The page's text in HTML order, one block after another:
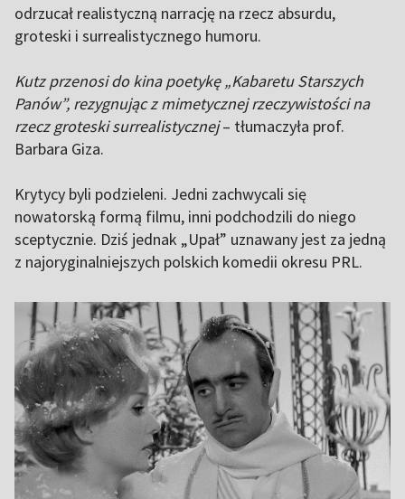
odrzucał realistyczną narrację na rzecz absurdu,
groteski i surrealistycznego humoru.
Kutz przenosi do kina poetykę „Kabaretu Starszych
Panów”, rezygnując z mimetycznej rzeczywistości na
rzecz groteski surrealistycznej– tłumaczyła prof.
Barbara Giza.
Krytycy byli podzieleni. Jedni zachwycali się
nowatorską formą filmu, inni podchodzili do niego
sceptycznie. Dziś jednak „Upał” uznawany jest za jedną
z najoryginalniejszych polskich komedii okresu PRL.